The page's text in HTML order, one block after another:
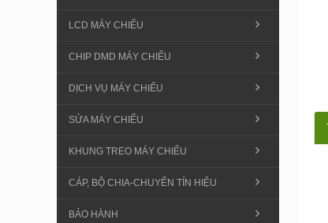
LCD MÁY CHIẾU
CHIP DMD MÁY CHIẾU
DỊCH VỤ MÁY CHIẾU
SỬA MÁY CHIẾU
KHUNG TREO MÁY CHIẾU
CÁP, BỘ CHIA-CHUYỂN TÍN HIỆU
BẢO HÀNH